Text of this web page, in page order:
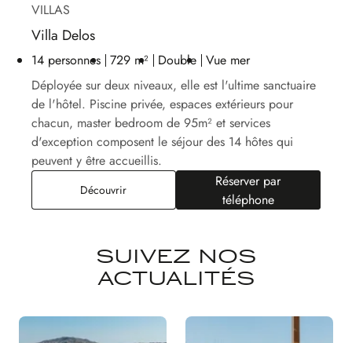
VILLAS
Villa Delos
14 personnes 729 m² Double Vue mer
Déployée sur deux niveaux, elle est l'ultime sanctuaire
de l'hôtel. Piscine privée, espaces extérieurs pour
chacun, master bedroom de 95m² et services
d'exception composent le séjour des 14 hôtes qui
peuvent y être accueillis.
DécouvrirVilla Delos
Réserver par
téléphone
SUIVEZ NOS
ACTUALITÉS